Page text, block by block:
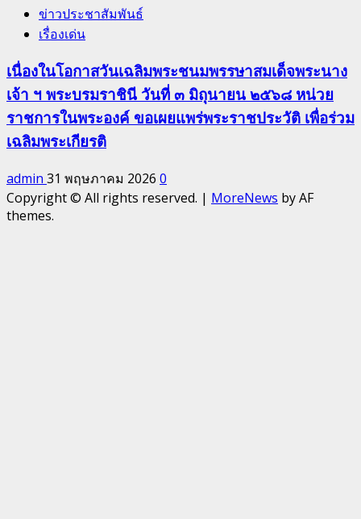
ข่าวประชาสัมพันธ์
เรื่องเด่น
เนื่องในโอกาสวันเฉลิมพระชนมพรรษาสมเด็จพระนาง
เจ้า ฯ พระบรมราชินี วันที่ ๓ มิถุนายน ๒๕๖๘ หน่วย
ราชการในพระองค์ ขอเผยแพร่พระราชประวัติ เพื่อร่วม
เฉลิมพระเกียรติ
admin 31 พฤษภาคม 2026 0
Copyright © All rights reserved. | MoreNews by AF
themes.